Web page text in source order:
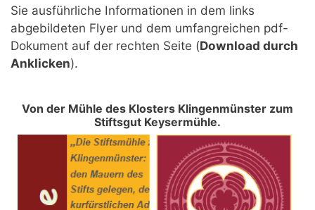
Sie ausführliche Informationen in dem links
abgebildeten Flyer und dem umfangreichen pdf-
Dokument auf der rechten Seite (Download durch
Anklicken).
Von der Mühle des Klosters Klingenmünster zum
Stiftsgut Keysermühle.